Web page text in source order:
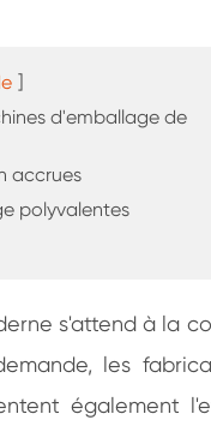
]
d'emballage de
accrues
polyvalentes
s'attend à la
les
également